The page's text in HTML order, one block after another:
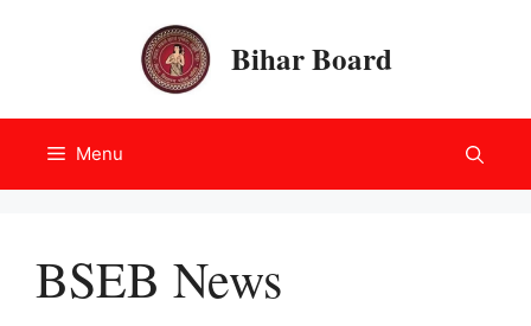
Bihar Board
Menu
BSEB News